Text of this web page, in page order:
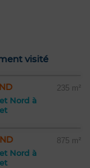
visité
235 m²
Nord à
875 m²
Nord à